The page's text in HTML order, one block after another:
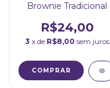
Brownie Tradicional
R$24,00
3 x de R$8,00 sem juros